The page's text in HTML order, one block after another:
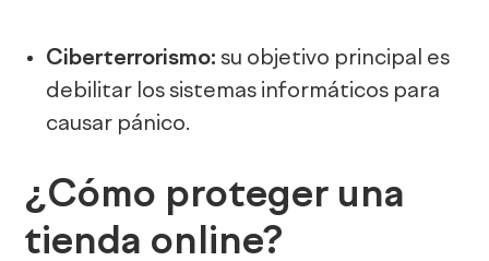
Ciberterrorismo:su objetivo principal es
debilitar los sistemas informáticos para
causar pánico.
¿Cómo proteger una
tienda online?